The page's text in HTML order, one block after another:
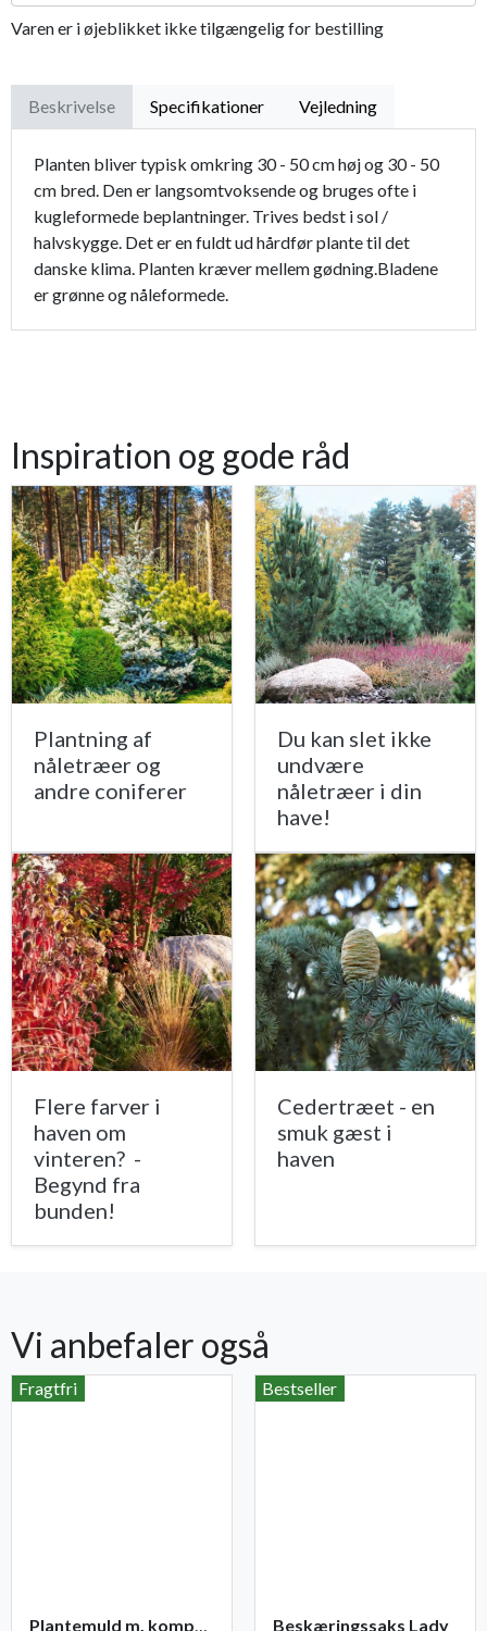
Varen er i øjeblikket ikke tilgængelig for bestilling
Beskrivelse Specifikationer Vejledning
Planten bliver typisk omkring 30 - 50 cm høj og 30 - 50
cm bred. Den er langsomtvoksende og bruges ofte i
kugleformede beplantninger. Trives bedst i sol /
halvskygge. Det er en fuldt ud hårdfør plante til det
danske klima. Planten kræver mellem gødning.Bladene
er grønne og nåleformede.
Inspiration og gode råd
Plantning af
nåletræer og
andre coniferer
Du kan slet ikke
undvære
nåletræer i din
have!
Flere farver i
haven om
vinteren? -
Begynd fra
bunden!
Cedertræet - en
smuk gæst i
haven
Vi anbefaler også
Fragtfri
Plantemuld m. kompost fra Champost
Bestseller
Beskæringssaks Lady